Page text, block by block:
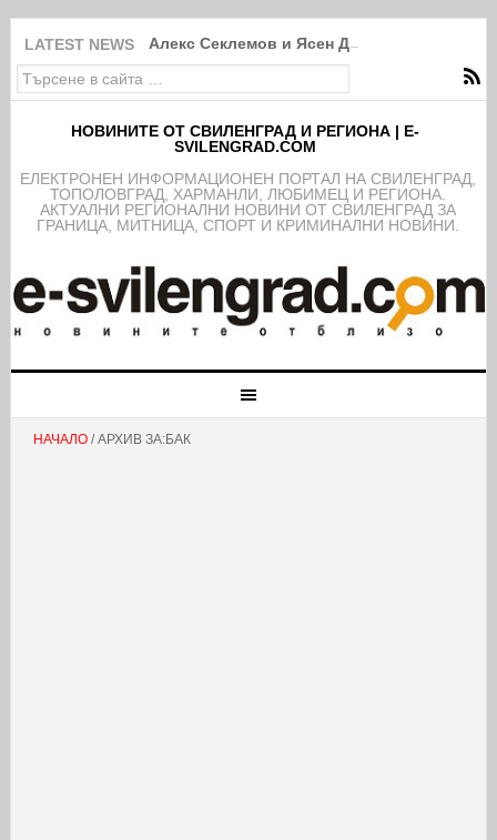
LATEST NEWS Алекс Секлемов и Ясен Димов са новите
НОВИНИТЕ ОТ СВИЛЕНГРАД И РЕГИОНА | E-
SVILENGRAD.COM
EЛЕКТРОНЕН ИНФОРМАЦИОНЕН ПОРТАЛ НА СВИЛЕНГРАД,
ТОПОЛОВГРАД, ХАРМАНЛИ, ЛЮБИМЕЦ И РЕГИОНА.
АКТУАЛНИ РЕГИОНАЛНИ НОВИНИ ОТ СВИЛЕНГРАД ЗА
ГРАНИЦА, МИТНИЦА, СПОРТ И КРИМИНАЛНИ НОВИНИ.
НАЧАЛО/ АРХИВ ЗА:БАК